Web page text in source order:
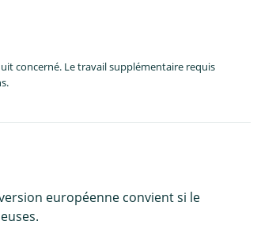
concerné. Le travail supplémentaire requis
européenne convient si le